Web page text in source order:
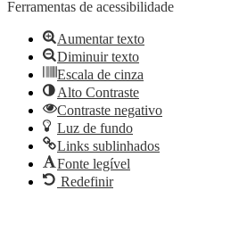
Ferramentas de acessibilidade
Aumentar texto
Diminuir texto
Escala de cinza
Alto Contraste
Contraste negativo
Luz de fundo
Links sublinhados
Fonte legível
Redefinir